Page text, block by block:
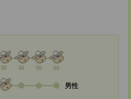
30 40 50 60
男性